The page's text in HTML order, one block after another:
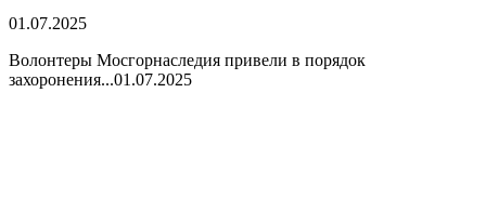
01.07.2025
Волонтеры Мосгорнаследия привели в порядок
захоронения...01.07.2025